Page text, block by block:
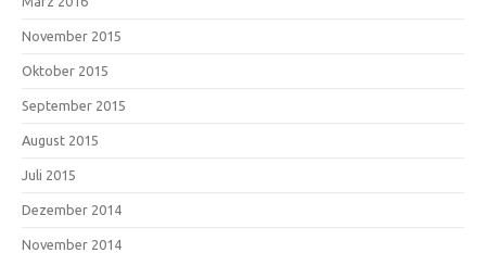
November 2015
Oktober 2015
September 2015
August 2015
Juli 2015
Dezember 2014
November 2014